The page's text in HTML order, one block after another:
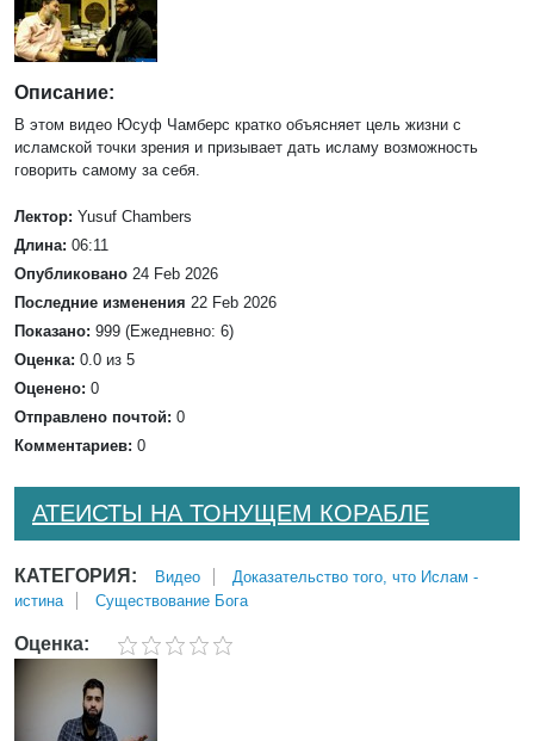
Описание:
В этом видео Юсуф Чамберс кратко объясняет цель жизни с
исламской точки зрения и призывает дать исламу возможность
говорить самому за себя.
Лектор: Yusuf Chambers
Длина: 06:11
Опубликовано 24 Feb 2026
Последние изменения 22 Feb 2026
Показано: 999 (Ежедневно: 6)
Оценка: 0.0 из 5
Оценено: 0
Отправлено почтой: 0
Комментариев: 0
АТЕИСТЫ НА ТОНУЩЕМ КОРАБЛЕ
КАТЕГОРИЯ: Bидео
Доказательство того, что Ислам -
истина
Существование Бога
Оценка: